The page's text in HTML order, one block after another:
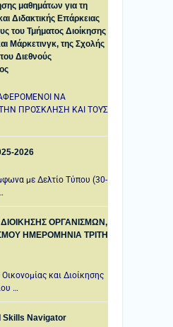
μαθημάτων για τη
Διδακτικής Επάρκειας
του Τμήματος Διοίκησης
Μάρκετινγκ, της Σχολής
Διεθνούς
ΝΑ
ΠΡΟΣΚΛΗΣΗ ΚΑΙ ΤΟΥΣ
2026
με Δελτίο Τύπου (30-
ΟΡΓΑΝΙΣΜΩΝ,
ΗΜΕΡΟΜΗΝΙΑ TΡΙΤΗ
και Διοίκησης
…
Skills Navigator